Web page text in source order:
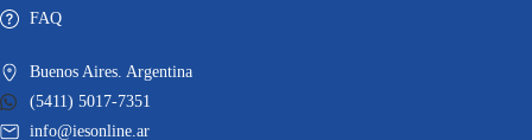
FAQ
Buenos Aires. Argentina
(5411) 5017-7351
info@iesonline.ar